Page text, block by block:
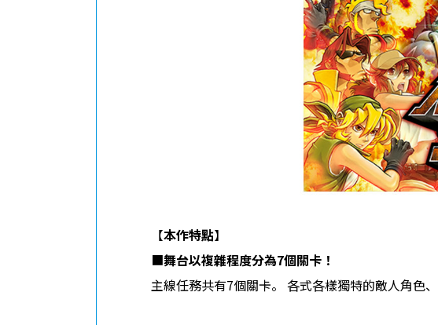
【本作特點】
■舞台以複雜程度分為7個關卡！
主線任務共有7個關卡。 各式各樣獨特的敵人角色